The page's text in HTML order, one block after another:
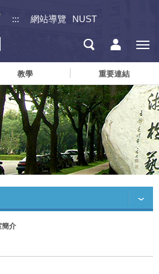
::: 網站導覽 NUST
教學 重要連結
簡介